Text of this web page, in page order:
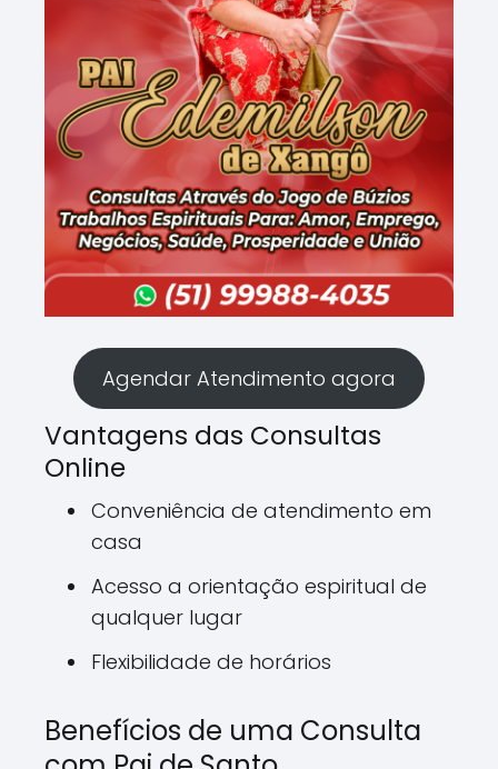
Agendar Atendimento agora
Vantagens das Consultas
Online
Conveniência de atendimento em
casa
Acesso a orientação espiritual de
qualquer lugar
Flexibilidade de horários
Benefícios de uma Consulta